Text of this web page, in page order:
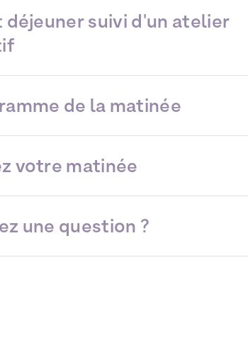
déjeuner suivi d'un atelier
de la matinée
votre matinée
une question ?